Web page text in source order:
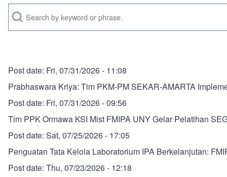
Search
Post date: Fri, 07/31/2026 - 11:08
Prabhaswara Kriya: Tim PKM-PM SEKAR-AMARTA
Post date: Fri, 07/31/2026 - 09:56
Tim PPK Ormawa KSI Mist FMIPA UNY Gelar Pelatihan
Post date: Sat, 07/25/2026 - 17:05
Penguatan Tata Kelola Laboratorium IPA Berkelanjutan:
Post date: Thu, 07/23/2026 - 12:18